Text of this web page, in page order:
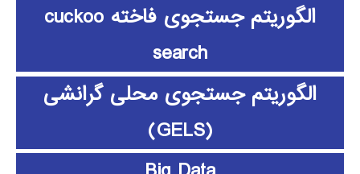
الگوریتم جستجوی فاخته cuckoo
search
الگوریتم جستجوی محلی گرانشی
(GELS)